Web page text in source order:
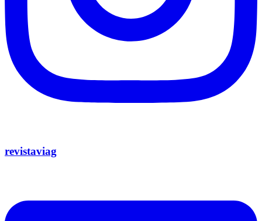
revistaviag